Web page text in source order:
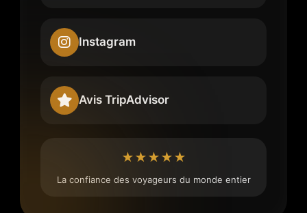
Instagram
Avis TripAdvisor
★★★★★
La confiance des voyageurs du monde entier